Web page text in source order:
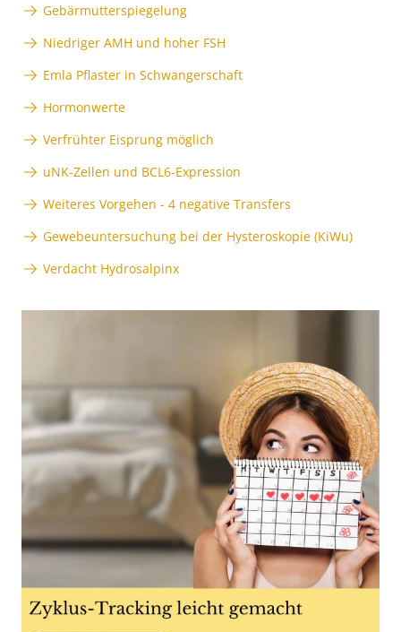
Gebärmutterspiegelung
Niedriger AMH und hoher FSH
Emla Pflaster in Schwangerschaft
Hormonwerte
Verfrühter Eisprung möglich
uNK-Zellen und BCL6-Expression
Weiteres Vorgehen - 4 negative Transfers
Gewebeuntersuchung bei der Hysteroskopie (KiWu)
Verdacht Hydrosalpinx